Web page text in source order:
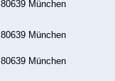
80639 München
80639 München
80639 München